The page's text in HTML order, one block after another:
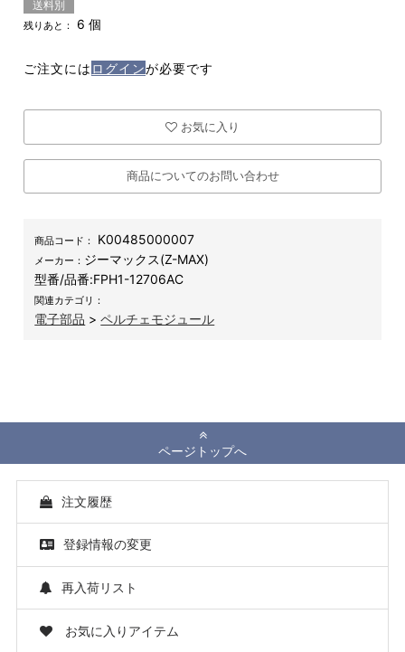
送料別
残りあと： 6 個
ご注文には ログインが必要です
お気に入り
商品についてのお問い合わせ
商品コード： K00485000007
メーカー： ジーマックス(Z-MAX)
型番/品番:FPH1-12706AC
関連カテゴリ：
電子部品 >ペルチェモジュール
ページトップへ
注文履歴
登録情報の変更
再入荷リスト
お気に入りアイテム